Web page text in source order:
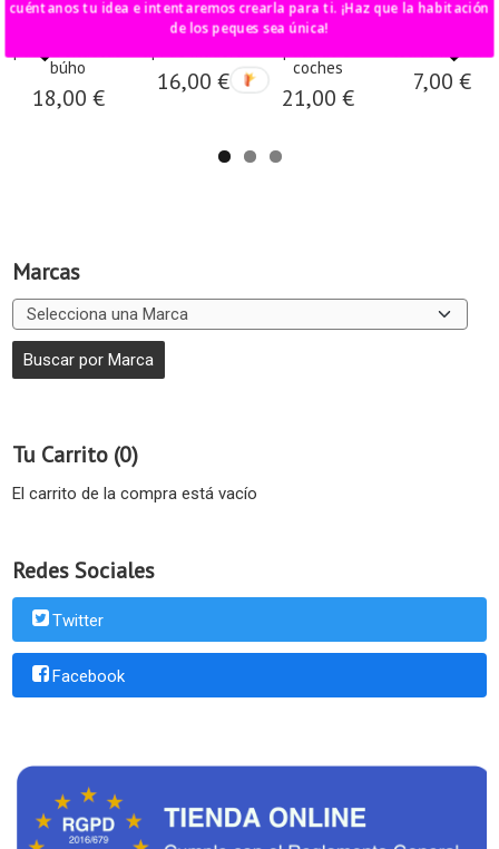
Marcas
Tu Carrito (0)
El carrito de la compra está vacío
Redes Sociales
Twitter
Facebook
búho
18,00 €
16,00 € coches
21,00 €
letras madera
7,00 €
cuéntanos tu idea e intentaremos crearla para ti. ¡Haz que la habitación
de los peques sea única!